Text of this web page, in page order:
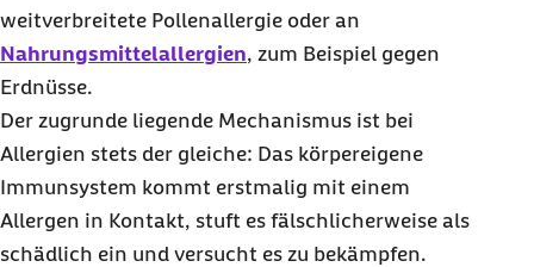
weitverbreitete Pollenallergie oder an
Nahrungsmittelallergien, zum Beispiel gegen
Erdnüsse.
Der zugrunde liegende Mechanismus ist bei
Allergien stets der gleiche: Das körpereigene
Immunsystem kommt erstmalig mit einem
Allergen in Kontakt, stuft es fälschlicherweise als
schädlich ein und versucht es zu bekämpfen.